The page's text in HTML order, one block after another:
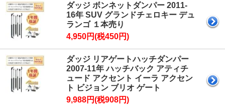
ダッジ ボンネットダンパー 2011-
16年 SUV グランドチェロキー デュ
ランゴ １本売り
4,950円(税450円)
ダッジ リアゲートハッチダンパー
2007-11年 ハッチバック アティチ
ュード アクセント イーラ アクセン
ト ビジョン ブリオ ゲート
9,988円(税908円)